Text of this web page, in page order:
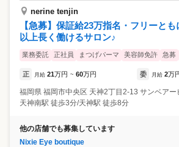
nerine tenjin
【急募】保証給23万指名・フリーと
以上長く働けるサロン♪
業務委託 正社員 まつげパーマ 美容師免許 急募
正 月給 21万円 ~ 60万円 委 月給 2万
福岡県 福岡市中央区 天神2丁目2-13 サンベアー
天神南駅 徒歩3分/天神駅 徒歩8分
他の店舗でも募集しています
Nixie Eye boutique